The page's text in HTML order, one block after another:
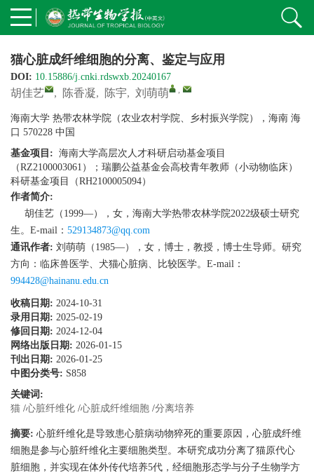
猫心脏成纤维细胞的分离、鉴定与应用
DOI: 10.15886/j.cnki.rdswxb.20240167
胡佳艺 , 陈香凝, 陈宇, 刘萌萌 ,
海南大学 热带农林学院（农业农村学院、乡村振兴学院），海南 海
口 570228 中国
基金项目: 海南大学高层次人才科研启动基金项目
（RZ2100003061）；瑞鹏公益基金会高校青年教师（小动物临床）
科研基金项目（RH2100005094）
作者简介:
胡佳艺（1999—），女，海南大学热带农林学院2022级硕士研究
生。E-mail： 529134873@qq.com
通讯作者: 刘萌萌（1985—），女，博士，教授，博士生导师。研究
方向：临床兽医学、犬猫心脏病、比较医学。E-mail：
994428@hainanu.edu.cn
收稿日期: 2024-10-31
录用日期: 2025-02-19
修回日期: 2024-12-04
网络出版日期: 2026-01-15
刊出日期: 2026-01-25
中图分类号: S858
关键词:
猫 /心脏纤维化 /心脏成纤维细胞 /分离培养
摘要: 心脏纤维化是导致患心脏病动物猝死的重要原因，心脏成纤维
细胞是参与心脏纤维化主要细胞类型。本研究成功分离了猫原代心
脏细胞，并实现在体外传代培养5代，经细胞形态学与分子生物学方